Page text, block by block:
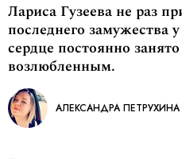
Лариса Гузеева не раз
последнего замужества
сердце постоянно
возлюбленным.
АЛЕКСАНДРА ПЕТРУХИНА